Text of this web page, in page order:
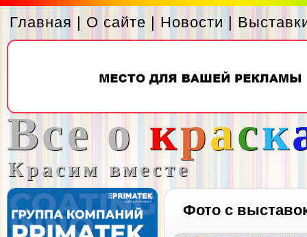
Главная | О сайте | Новости |
Все о краск
Красим вместе
Фото с